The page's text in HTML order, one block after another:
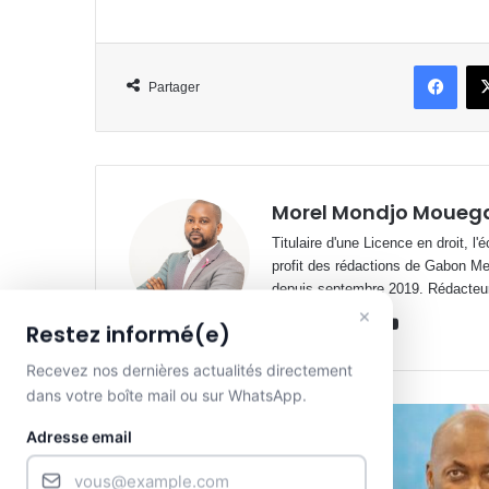
Partager
Morel Mondjo
Titulaire d'une Licence en droit,
profit des rédactions de Gabon
depuis septembre 2019.
Facebook
X Linkedin
Lire le suivant
×
Restez informé(e)
Recevez nos dernières actualités directement
dans votre boîte mail ou sur WhatsApp.
Adresse email